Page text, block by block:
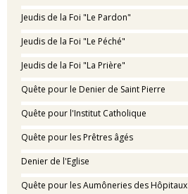
Jeudis de la Foi "Le Pardon"
Jeudis de la Foi "Le Péché"
Jeudis de la Foi "La Prière"
Quête pour le Denier de Saint Pierre
Quête pour l'Institut Catholique
Quête pour les Prêtres âgés
Denier de l'Eglise
Quête pour les Aumôneries des Hôpitaux